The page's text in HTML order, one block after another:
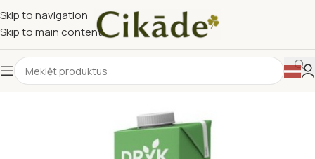
Skip to navigation
Skip to main content